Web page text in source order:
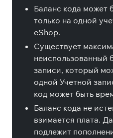
Баланс кода может
только на одной
eShop.
Существует
неиспользованный
записи, который
одной Учетной
код может быть
Баланс кода не
взимается плата.
подлежит